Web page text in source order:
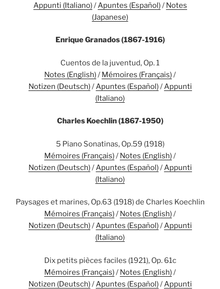
Appunti (Italiano)/ Apuntes (Español)/ Notes
(Japanese)
Enrique Granados (1867-1916)
Cuentos de la juventud, Op. 1
Notes (English)/ Mémoires (Français)/
Notizen (Deutsch)/ Apuntes (Español)/ Appunti
(Italiano)
Charles Koechlin (1867-1950)
5 Piano Sonatinas, Op.59 (1918)
Mémoires (Français)/ Notes (English)/
Notizen (Deutsch)/ Apuntes (Español)/ Appunti
(Italiano)
Paysages et marines, Op.63 (1918) de Charles Koechlin
Mémoires (Français)/ Notes (English)/
Notizen (Deutsch)/Apuntes (Español)/Appunti
(Italiano)
Dix petits pièces faciles (1921), Op. 61c
Mémoires (Français)/ Notes (English)/
Notizen (Deutsch)/ Apuntes (Español)/ Appunti